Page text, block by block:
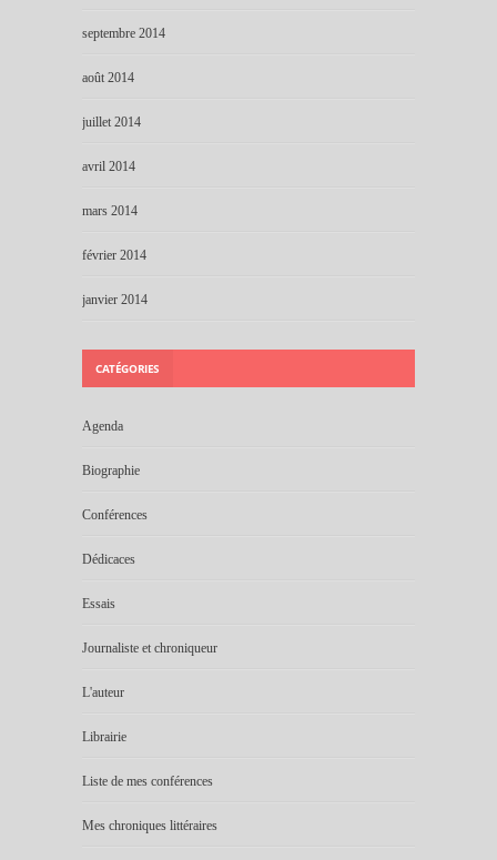
septembre 2014
août 2014
juillet 2014
avril 2014
mars 2014
février 2014
janvier 2014
CATÉGORIES
Agenda
Biographie
Conférences
Dédicaces
Essais
Journaliste et chroniqueur
L'auteur
Librairie
Liste de mes conférences
Mes chroniques littéraires